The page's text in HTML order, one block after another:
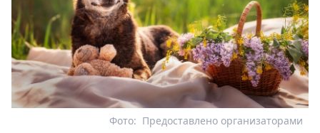
Предоставлено организаторами
Фото: